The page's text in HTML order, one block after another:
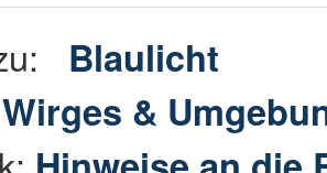
Blaulicht
Wirges &